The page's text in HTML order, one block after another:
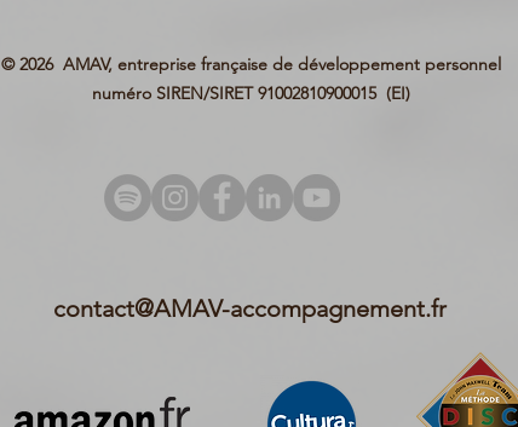
© 2026 AMAV, entreprise française de développement personnel
numéro SIREN/SIRET 91002810900015 (EI)
contact@AMAV-accompagnement.fr